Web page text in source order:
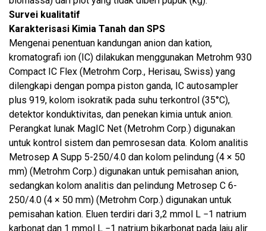
Survei kualitatif
Karakterisasi Kimia Tanah dan SPS
Mengenai penentuan kandungan anion dan kation,
kromatografi ion (IC) dilakukan menggunakan Metrohm 930
Compact IC Flex (Metrohm Corp., Herisau, Swiss) yang
dilengkapi dengan pompa piston ganda, IC autosampler
plus 919, kolom isokratik pada suhu terkontrol (35°C),
detektor konduktivitas, dan penekan kimia untuk anion.
Perangkat lunak MagIC Net (Metrohm Corp.) digunakan
untuk kontrol sistem dan pemrosesan data. Kolom analitis
Metrosep A Supp 5-250/4.0 dan kolom pelindung (4 × 50
mm) (Metrohm Corp.) digunakan untuk pemisahan anion,
sedangkan kolom analitis dan pelindung Metrosep C 6-
250/4.0 (4 × 50 mm) (Metrohm Corp.) digunakan untuk
pemisahan kation. Eluen terdiri dari 3,2 mmol L −1 natrium
karbonat dan 1 mmol L −1 natrium bikarbonat pada laju alir